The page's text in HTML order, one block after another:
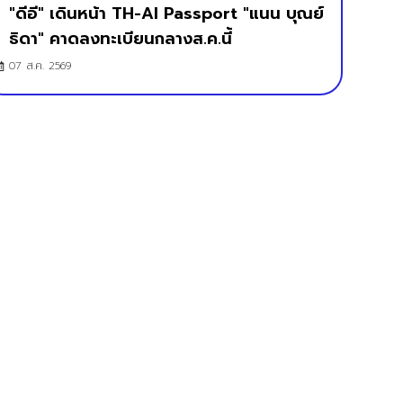
"ดีอี" เดินหน้า TH-AI Passport "แนน บุณย์
ธิดา" คาดลงทะเบียนกลางส.ค.นี้
07 ส.ค. 2569